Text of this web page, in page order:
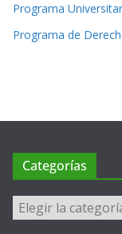
Programa
Programa de
Categorías
Categorías